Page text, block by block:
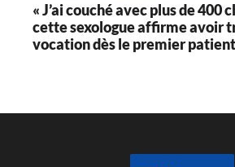
« J’ai couché avec plus de 400
cette sexologue affirme avoir
vocation dès le premier patient